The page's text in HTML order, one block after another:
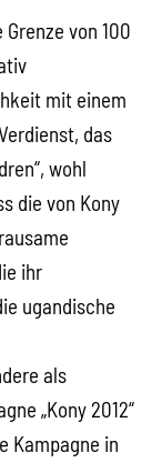
von 100
mit einem
das
wohl
die von Kony
ihr
ugandische
als
„Kony 2012“
Kampagne in